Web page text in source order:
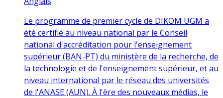
Le programme de premier cycle de DIKOM UGM a
été certifié au niveau national par le Conseil
national d'accréditation pour l'enseignement
supérieur (BAN-PT) du ministère de la recherche, de
la technologie et de l'enseignement supérieur, et au
niveau international par le réseau des universités
de l'ANASE (AUN). À l'ère des nouveaux médias, le